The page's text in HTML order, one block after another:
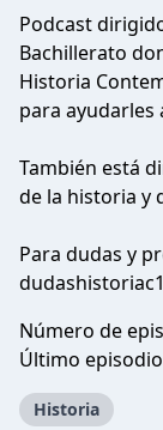
Podcast
Bachillerato
Historia
para ayudarles
También está
de la historia y
Para dudas y
Número de
Último
Historia